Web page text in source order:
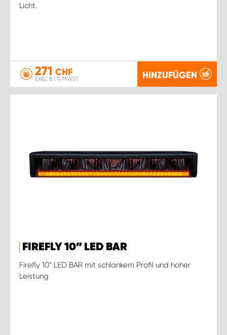
Licht.
271 CHF
EXKL. 8.1 % MWST. HINZUFÜGEN
FIREFLY 10” LED BAR
Firefly 10“ LED BAR mit schlankem Profil und hoher
Leistung